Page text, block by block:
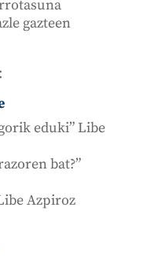
gazteen
eduki” Libe
bat?”
Azpiroz